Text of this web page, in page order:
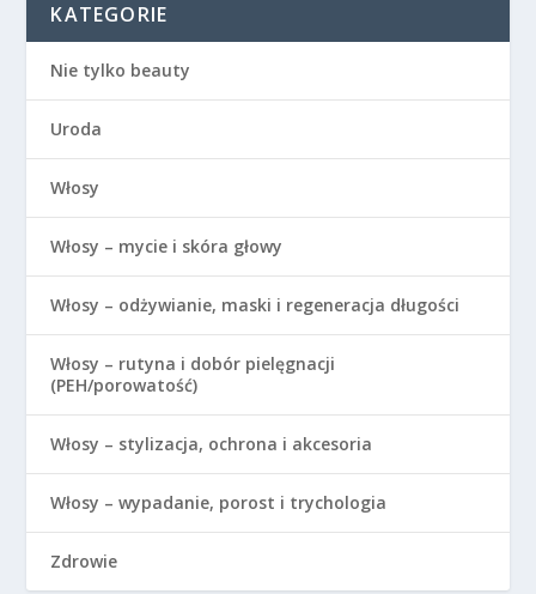
KATEGORIE
Nie tylko beauty
Uroda
Włosy
Włosy – mycie i skóra głowy
Włosy – odżywianie, maski i regeneracja długości
Włosy – rutyna i dobór pielęgnacji
(PEH/porowatość)
Włosy – stylizacja, ochrona i akcesoria
Włosy – wypadanie, porost i trychologia
Zdrowie